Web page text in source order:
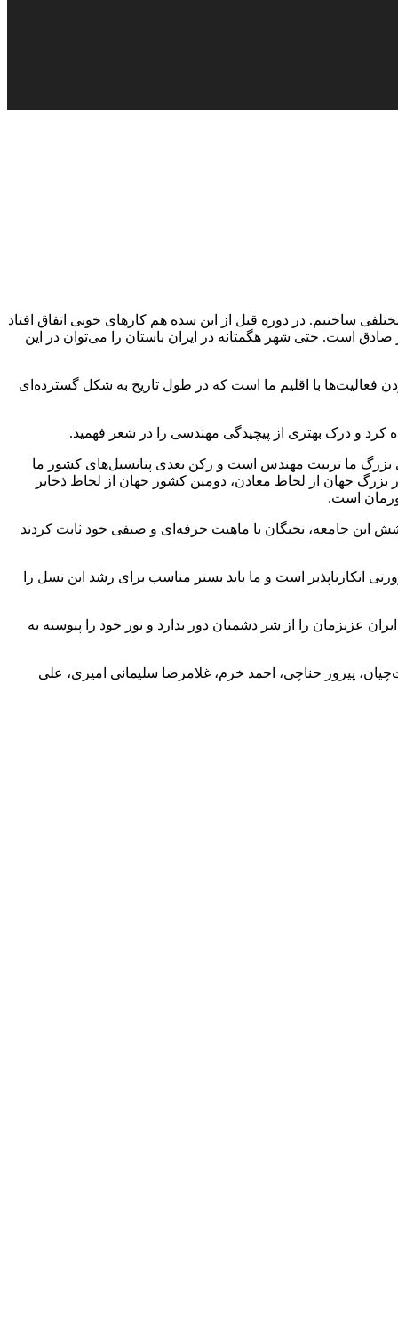
ساختیم. در دوره قبل از این سده هم کارهای خوبی اتفاق افتاد
است. حتی شهر هگمتانه در ایران باستان را می‌توان در این
فعالیت‌ها با اقلیم ما است که در طول تاریخ به شکل گسترده‌ای
کرد و درک بهتری از پیچیدگی مهندسی را در شعر فهمید.
۲۳۰ هزار مهندس در سال است. ‌ یکی از ظرفیت‌های بزرگ ما تربیت مهندس است و رکن بعدی پتانسیل‌های کشور ما
جهان از لحاظ معادن، دومین کشور جهان از لحاظ ذخایر
جامعه، نخبگان با ماهیت حرفه‌ای و صنفی خود ثابت کردند
انکارناپذیر است و ما باید بستر مناسب برای رشد این نسل را
عزیزمان را از شر دشمنان دور بدارد و نور خود را پیوسته به
حبیب‌الله بی‌طرف، حمید چیت‌چیان، پیروز حناچی، احمد خرم، غلامرضا سلیمانی امیری، علی